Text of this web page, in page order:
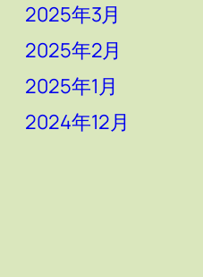
2025年3月
2025年2月
2025年1月
2024年12月